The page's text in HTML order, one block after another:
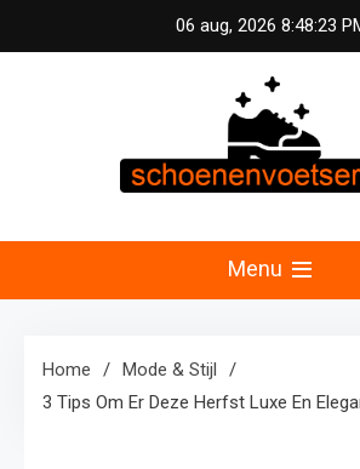
to
06 aug, 2026 8:48:24
Professionele pedicure,
fitnessconsultatie voor
Menu
Home
Mode & Stijl
3 Tips Om Er Deze Herfst Luxe En